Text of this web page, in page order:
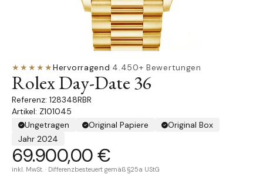
★★★★★Hervorragend·4.450+ Bewertungen
Rolex Day-Date 36
128348RBR
Artikel: Z101045
Ungetragen
Original Papiere
Original Box
Jahr 2024
69.900,00 €
inkl. MwSt. · Differenzbesteuert gemäß §25a UStG